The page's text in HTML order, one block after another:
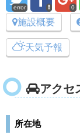
error 0
施設概要
天気予報
アクセ
所在地